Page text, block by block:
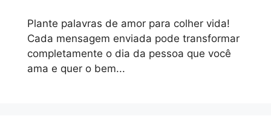
Plante palavras de amor para colher vida!
Cada mensagem enviada pode transformar
completamente o dia da pessoa que você
ama e quer o bem...